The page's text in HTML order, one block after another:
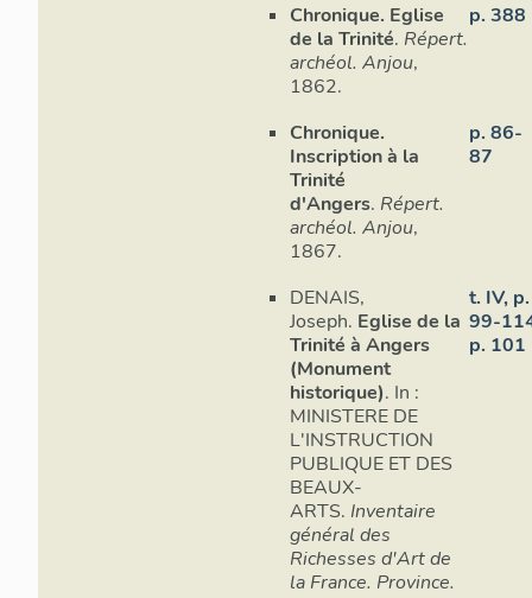
Chronique. Eglise
de la Trinité. Répert.
archéol. Anjou,
1862.
p. 388
Chronique.
Inscription à la
Trinité
d'Angers. Répert.
archéol. Anjou,
1867.
p. 86-
87
DENAIS,
Joseph. Eglise de la
Trinité à Angers
(Monument
historique). In :
MINISTERE DE
L'INSTRUCTION
PUBLIQUE ET DES
BEAUX-
ARTS. Inventaire
général des
Richesses d'Art de
la France. Province.
t. IV, p.
99-
p. 101